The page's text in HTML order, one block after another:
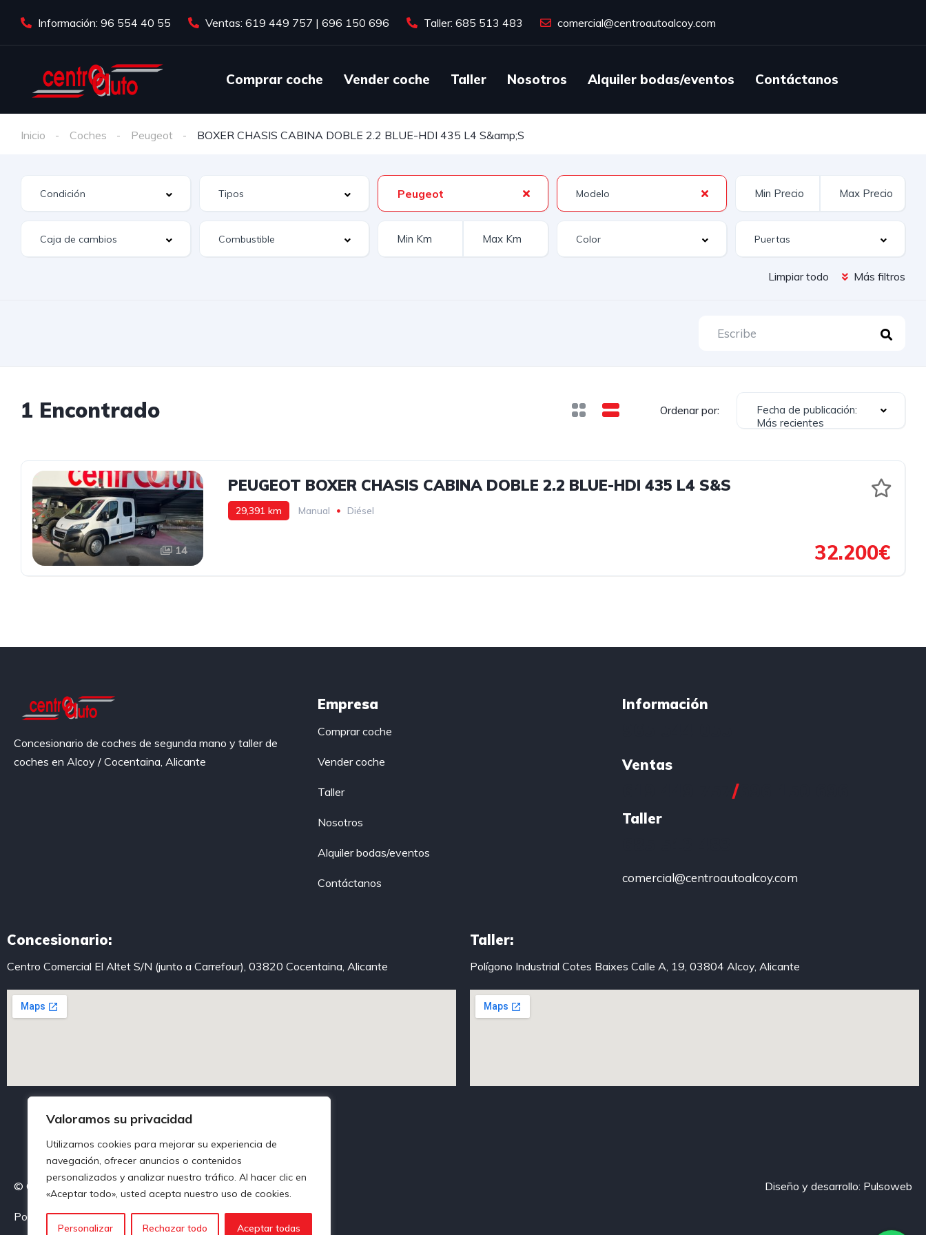
Valoramos su privacidad
Utilizamos cookies para mejorar su experiencia de
navegación, ofrecer anuncios o contenidos
personalizados y analizar nuestro tráfico. Al hacer clic en
«Aceptar todo», usted acepta nuestro uso de cookies.
Personalizar Rechazar todo Aceptar todas
Información: 96 554 40 55 Ventas: 619 449 757 | 696 150 696 Taller: 685 513 483 comercial@centroautoalcoy.com
Comprar coche Vender coche Taller Nosotros Alquiler bodas/eventos Contáctanos
Inicio Coches Peugeot BOXER CHASIS CABINA DOBLE 2.2 BLUE-HDI 435 L4 S&amp;S
Peugeot
Limpiar todo Más filtros
1 Encontrado Ordenar por:
Fecha de publicación:
Más recientes
14
PEUGEOT BOXER CHASIS CABINA DOBLE 2.2 BLUE-HDI 435 L4 S&S
29,391 km Manual Diésel
32.200€
Concesionario de coches de segunda mano y taller de
coches en Alcoy / Cocentaina, Alicante
Empresa
Comprar coche
Vender coche
Taller
Nosotros
Alquiler bodas/eventos
Contáctanos
Información
Ventas
/696 150 696
Taller
comercial@centroautoalcoy.com
Concesionario:
Centro Comercial El Altet S/N (junto a Carrefour), 03820 Cocentaina, Alicante
Taller:
Polígono Industrial Cotes Baixes Calle A, 19, 03804 Alcoy, Alicante
© Centroautoalcoy. Todos los derechos reservados
Política de privacidad Política de Cookies Aviso legal
Diseño y desarrollo: Pulsoweb